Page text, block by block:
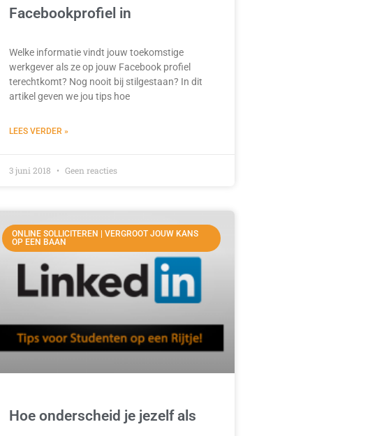
Facebookprofiel in
Welke informatie vindt jouw toekomstige
werkgever als ze op jouw Facebook profiel
terechtkomt? Nog nooit bij stilgestaan? In dit
artikel geven we jou tips hoe
LEES VERDER »
3 juni 2018 Geen reacties
ONLINE SOLLICITEREN | VERGROOT JOUW KANS
OP EEN BAAN
Hoe onderscheid je jezelf als